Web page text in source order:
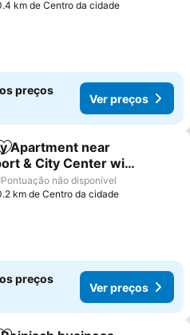
km de Centro da cidade
preços
Ver preços
Adicionar aos favoritos
Apartment near
& City Center with
Garden
Pontuação não disponível
km de Centro da cidade
preços
Ver preços